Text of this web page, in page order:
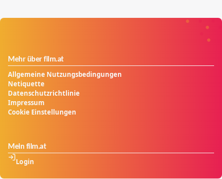
Mehr über film.at
Allgemeine Nutzungsbedingungen
Netiquette
Datenschutzrichtlinie
Impressum
Cookie Einstellungen
Mein film.at
Login